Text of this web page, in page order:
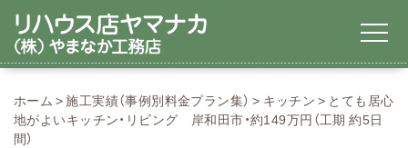
ホーム 施工実績（事例別料金プラン集） キッチン
とても居心
地がよいキッチン・リビング 岸和田市・約149万円（工期 約5日
間）